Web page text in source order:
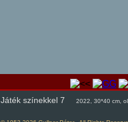
Játék színekkel 7 2022, 30*40 cm,